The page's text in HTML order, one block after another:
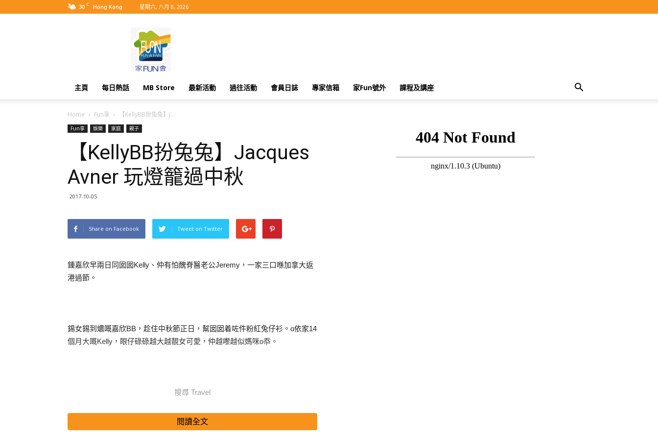
30 C Hong Kong 星期六, 八月 8, 2026
主頁 每日熱話 MB Store 最新活動 過往活動 會員日誌 專家信箱 家Fun號外 課程及講座
Home Fun享 【KellyBB扮兔兔】J...
Fun享 娛樂 家庭 親子
【KellyBB扮兔兔】Jacques
Avner 玩燈籠過中秋
2017-10-05
Share on Facebook Tweet on Twitter
鍾嘉欣早兩日同囡囡Kelly、仲有怕醜脊醫老公Jeremy，一家三口喺加拿大返
港過節。
錫女錫到燶嘅嘉欣BB，趁住中秋節正日，幫囡囡着咗件粉紅兔仔衫。o依家14
個月大嘅Kelly，眼仔碌碌越大越靚女可愛，仲越嚟越似媽咪o忝。
搜尋 Travel
至於同樣得意嘅，仲有周汶錡(Kathy)兩個囝囝Jacques同Avner。啱啱Kathy
閱讀全文